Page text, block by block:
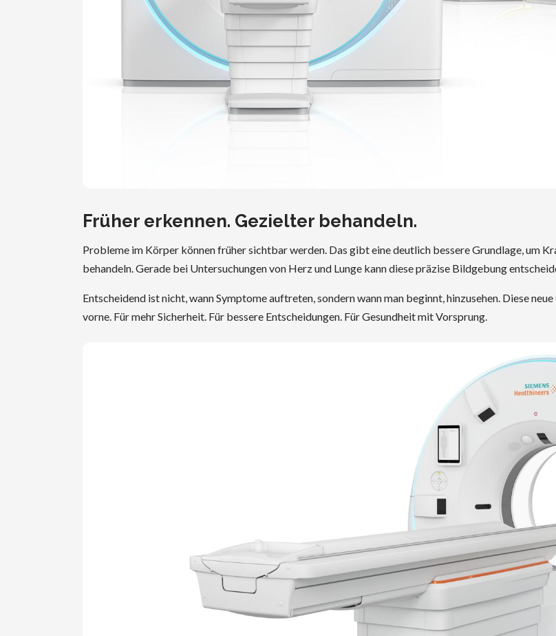
Früher erkennen. Gezielter behandeln.
Probleme im Körper können früher sichtbar werden. Das gibt eine deutlich bessere Grundlage, um
behandeln. Gerade bei Untersuchungen von Herz und Lunge kann diese präzise Bildgebung
Entscheidend ist nicht, wann Symptome auftreten, sondern wann man beginnt, hinzusehen. Diese
vorne. Für mehr Sicherheit. Für bessere Entscheidungen. Für Gesundheit mit Vorsprung.